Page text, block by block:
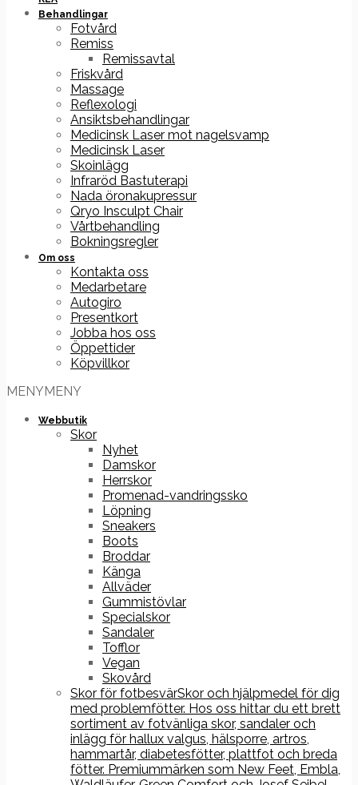
Behandlingar
Fotvård
Remiss
Remissavtal
Friskvård
Massage
Reflexologi
Ansiktsbehandlingar
Medicinsk Laser mot nagelsvamp
Medicinsk Laser
Skoinlägg
Infraröd Bastuterapi
Nada öronakupressur
Qryo Insculpt Chair
Vårtbehandling
Bokningsregler
Om oss
Kontakta oss
Medarbetare
Autogiro
Presentkort
Jobba hos oss
Öppettider
Köpvillkor
MENYMENY
Webbutik
Skor
Nyhet
Damskor
Herrskor
Promenad-vandringssko
Löpning
Sneakers
Boots
Broddar
Känga
Allväder
Gummistövlar
Specialskor
Sandaler
Tofflor
Vegan
Skovård
Skor för fotbesvärSkor och hjälpmedel för dig
med problemfötter. Hos oss hittar du ett brett
sortiment av fotvänliga skor, sandaler och
inlägg för hallux valgus, hälsporre, artros,
hammartår, diabetesfötter, plattfot och breda
fötter. Premiummärken som New Feet, Embla,